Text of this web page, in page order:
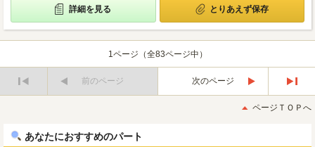
詳細を見る とりあえず保存
1ページ（全83ページ中）
前のページ
次のページ
後
ページＴＯＰへ
あなたにおすすめのパート